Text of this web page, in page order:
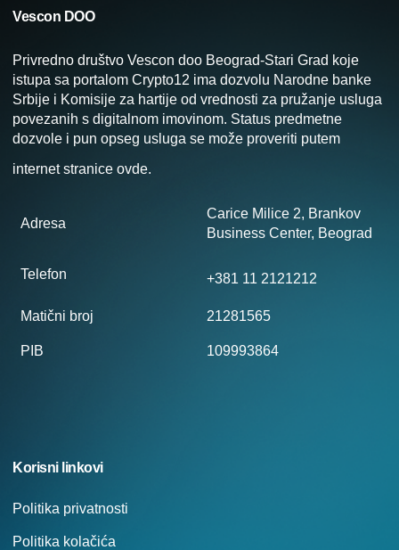
Vescon DOO
Privredno društvo Vescon doo Beograd-Stari Grad koje
istupa sa portalom Crypto12 ima dozvolu Narodne banke
Srbije i Komisije za hartije od vrednosti za pružanje usluga
povezanih s digitalnom imovinom. Status predmetne
dozvole i pun opseg usluga se može proveriti putem
internet stranice ovde.
Adresa
Carice Milice 2, Brankov
Business Center, Beograd
Telefon +381 11 2121212
Matični broj 21281565
PIB 109993864
Korisni linkovi
Politika privatnosti
Politika kolačića